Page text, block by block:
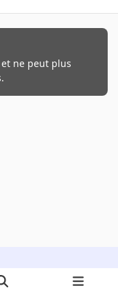
ne peut plus